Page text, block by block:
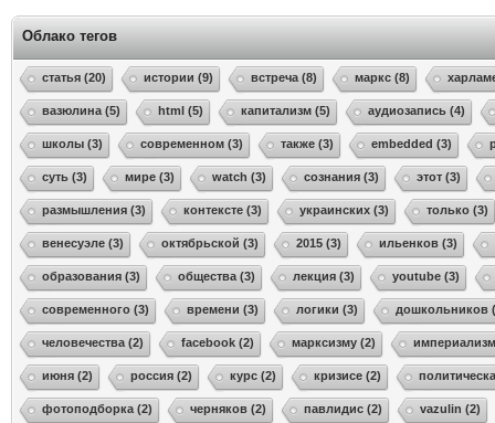
Облако тегов
статья (20) истории (9) встреча (8) маркс (8)
вазюлина (5) html (5) капитализм (5) аудиозапись (4)
школы (3) современном (3) также (3) embedded (3)
суть (3) мире (3) watch (3) сознания (3) этот (3)
размышления (3) контексте (3) украинских (3) только (3)
венесуэле (3) октябрьской (3) 2015 (3) ильенков (3)
образования (3) общества (3) лекция (3) youtube (3)
современного (3) времени (3) логики (3) дошкольников
человечества (2) facebook (2) марксизму (2)
июня (2) россия (2) курс (2) кризисе (2)
фотоподборка (2) черняков (2) павлидис (2) vazulin (2)